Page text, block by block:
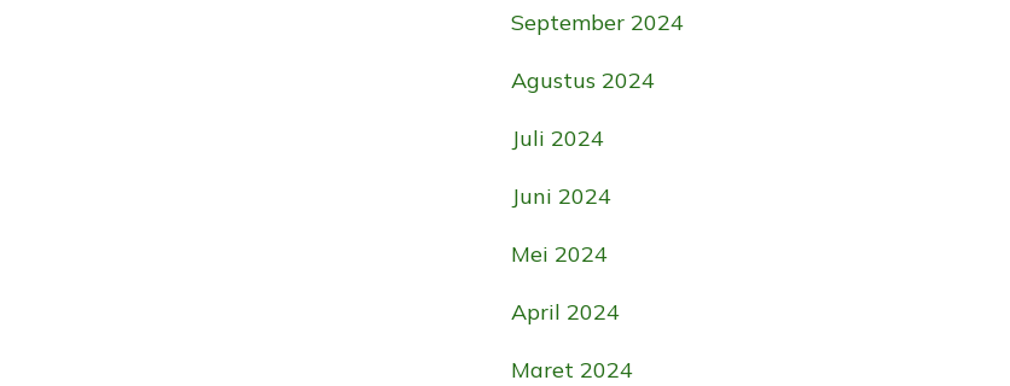
September 2024
Agustus 2024
Juli 2024
Juni 2024
Mei 2024
April 2024
Maret 2024